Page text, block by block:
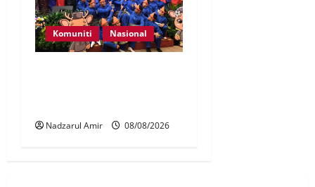
Komuniti Nasional
Nadzarul Amir 08/08/2026